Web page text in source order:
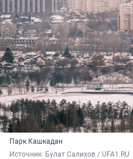
Парк Кашкадан
Источник: Булат Салихов / UFA1.RU